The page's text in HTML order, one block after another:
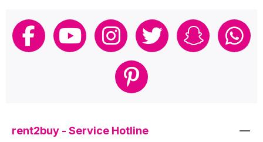
rent2buy - Service Hotline